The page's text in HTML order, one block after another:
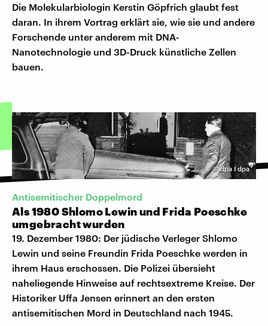
Die Molekularbiologin Kerstin Göpfrich glaubt fest
daran. In ihrem Vortrag erklärt sie, wie sie und andere
Forschende unter anderem mit DNA-
Nanotechnologie und 3D-Druck künstliche Zellen
bauen.
©dpa I dpa
Antisemitischer Doppelmord
Als 1980 Shlomo Lewin und Frida Poeschke
umgebracht wurden
19. Dezember 1980: Der jüdische Verleger Shlomo
Lewin und seine Freundin Frida Poeschke werden in
ihrem Haus erschossen. Die Polizei übersieht
naheliegende Hinweise auf rechtsextreme Kreise. Der
Historiker Uffa Jensen erinnert an den ersten
antisemitischen Mord in Deutschland nach 1945.